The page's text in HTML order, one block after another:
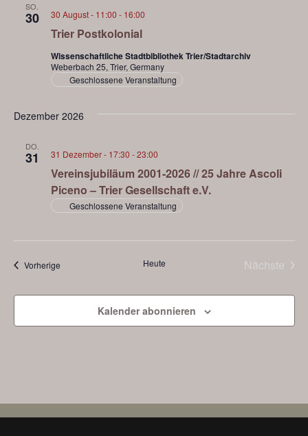
SO.
30
Trier Postkolonial
30 August - 11:00 - 16:00
Wissenschaftliche Stadtbibliothek Trier/Stadtarchiv
Weberbach 25, Trier, Germany
Geschlossene Veranstaltung
Dezember 2026
DO.
31
Vereinsjubiläum 2001-2026 // 25 Jahre Ascoli
Piceno – Trier Gesellschaft e.V.
31 Dezember - 17:30 -23:00
Geschlossene Veranstaltung
VorherigeVeranstaltungen Heute
Nächste
Kalender abonnieren